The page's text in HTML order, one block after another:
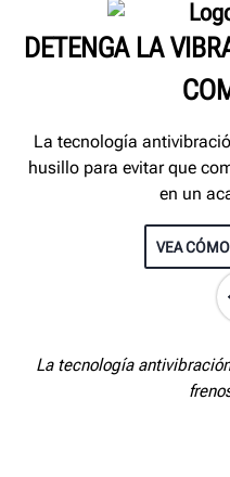
DETENGA LA
La tecnología
husillo para evitar que
en un
VEA
La tecnología